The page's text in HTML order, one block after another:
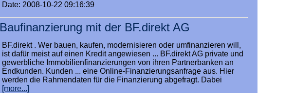
Date: 2008-10-22 09:16:39
Baufinanzierung mit der BF.direkt AG
BF.direkt . Wer bauen, kaufen, modernisieren oder umfinanzieren will,
ist dafür meist auf einen Kredit angewiesen ... BF.direkt AG private und
gewerbliche Immobilienfinanzierungen von ihren Partnerbanken an
Endkunden. Kunden ... eine Online-Finanzierungsanfrage aus. Hier
werden die Rahmendaten für die Finanzierung abgefragt. Dabei
[more...]